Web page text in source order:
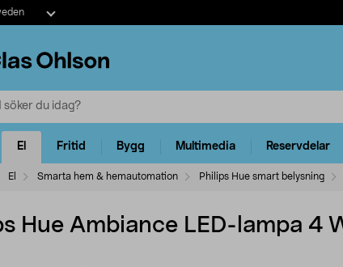
El Fritid Bygg Multimedia Reservdelar
El Smarta hem & hemautomation Philips Hue smart belysning
Hue Ambiance LED-lampa 4